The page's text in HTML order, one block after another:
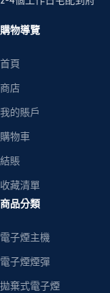
購物導覽
首頁
商店
我的賬戶
購物車
結賬
收藏清單
商品分類
電子煙主機
電子煙煙彈
拋棄式電子煙